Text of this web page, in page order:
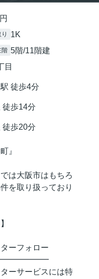
1K
階 5階/11階建
目
駅 徒歩4分
徒歩14分
徒歩20分
』
は大阪市はもちろ
を取り扱っており
ーフォロー
ーサービスには特